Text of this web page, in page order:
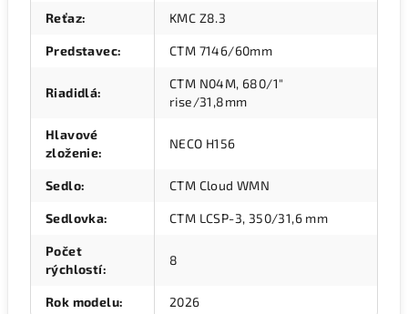
Reťaz: KMC Z8.3
Predstavec: CTM 7146/60mm
Riadidlá:
CTM N04M, 680/1"
rise/31,8mm
Hlavové
zloženie:
NECO H156
Sedlo: CTM Cloud WMN
Sedlovka: CTM LCSP-3, 350/31,6 mm
Počet
rýchlostí:
8
Rok modelu: 2026